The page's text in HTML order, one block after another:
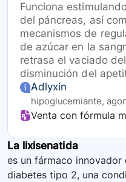
Funciona
del páncreas, así
mecanismos de
de azúcar en la
retrasa el vaciado
disminución del
Adlyxin
hipoglucemiante,
Venta con fórmula
La lixisenatida
es un fármaco
diabetes tipo 2, una